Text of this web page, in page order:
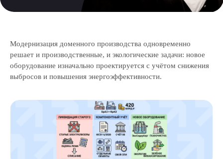
Модернизация доменного производства одновременно
решает и производственные, и экологические задачи: новое
оборудование изначально проектируется с учётом снижения
выбросов и повышения энергоэффективности.
Даю свое согласие наобработку
Отправить заявку